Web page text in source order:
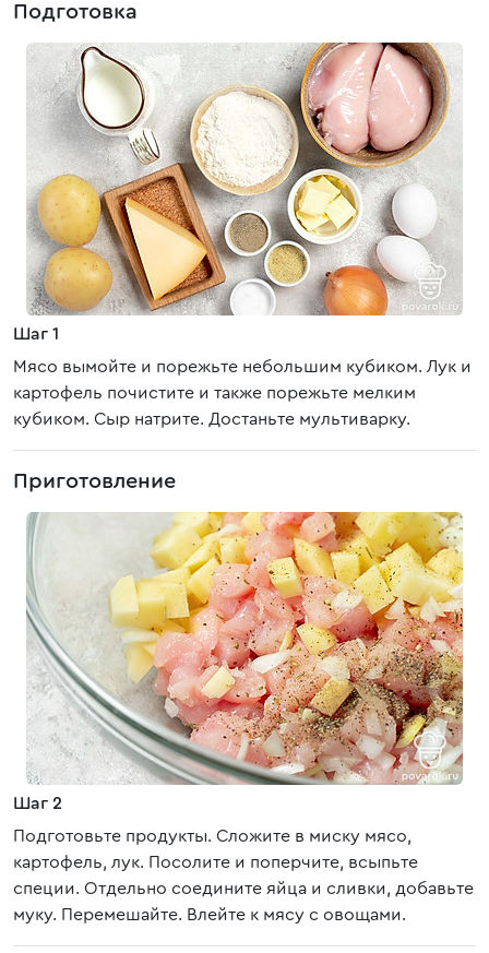
Подготовка
Шаг 1
Мясо вымойте и порежьте небольшим кубиком. Лук и
картофель почистите и также порежьте мелким
кубиком. Сыр натрите. Достаньте мультиварку.
Приготовление
Шаг 2
Подготовьте продукты. Сложите в миску мясо,
картофель, лук. Посолите и поперчите, всыпьте
специи. Отдельно соедините яйца и сливки, добавьте
муку. Перемешайте. Влейте к мясу с овощами.